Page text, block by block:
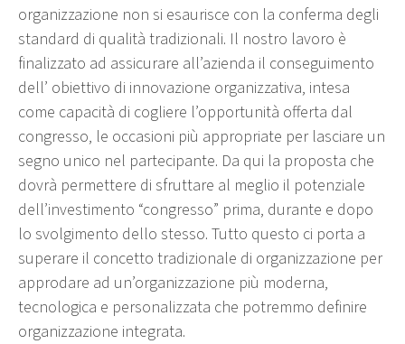
organizzazione non si esaurisce con la conferma degli
standard di qualità tradizionali. Il nostro lavoro è
finalizzato ad assicurare all’azienda il conseguimento
dell’ obiettivo di innovazione organizzativa, intesa
come capacità di cogliere l’opportunità offerta dal
congresso, le occasioni più appropriate per lasciare un
segno unico nel partecipante. Da qui la proposta che
dovrà permettere di sfruttare al meglio il potenziale
dell’investimento “congresso” prima, durante e dopo
lo svolgimento dello stesso. Tutto questo ci porta a
superare il concetto tradizionale di organizzazione per
approdare ad un’organizzazione più moderna,
tecnologica e personalizzata che potremmo definire
organizzazione integrata.